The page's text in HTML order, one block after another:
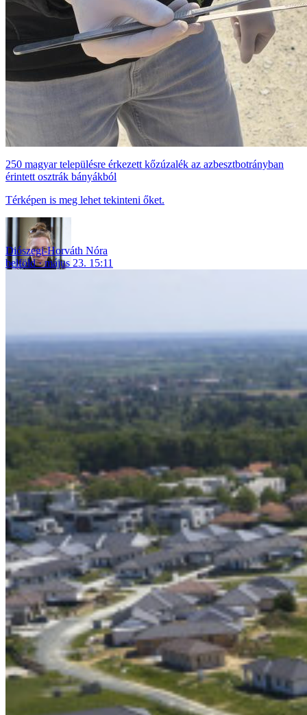
250 magyar településre érkezett kőzúzalék az azbesztbotrányban
érintett osztrák bányákból
Térképen is meg lehet tekinteni őket.
Diószegi-Horváth Nóra
belföld
május 23. 15:11